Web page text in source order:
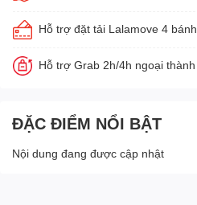
Hỗ trợ đặt tải Lalamove 4 bánh
Hỗ trợ Grab 2h/4h ngoại thành
ĐẶC ĐIỂM NỔI BẬT
Nội dung đang được cập nhật